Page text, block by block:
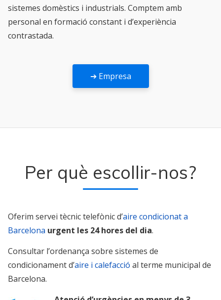
sistemes domèstics i industrials. Comptem amb
personal en formació constant i d’experiència
contrastada.
➔ Empresa
Per què escollir-nos?
Oferim servei tècnic telefònic d’aire condicionat a
Barcelona urgent les 24 hores del dia.
Consultar l’ordenança sobre sistemes de
condicionament d’aire i calefacció al terme municipal de
Barcelona.